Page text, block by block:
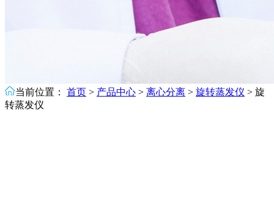
当前位置： 首页 > 产品中心 > 离心分离 > 旋转蒸发仪 > 旋
转蒸发仪